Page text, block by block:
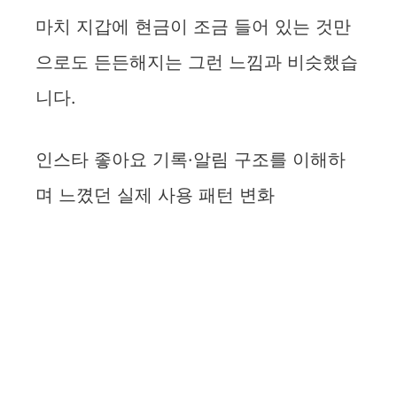
마치 지갑에 현금이 조금 들어 있는 것만
으로도 든든해지는 그런 느낌과 비슷했습
니다.
인스타 좋아요 기록·알림 구조를 이해하
며 느꼈던 실제 사용 패턴 변화